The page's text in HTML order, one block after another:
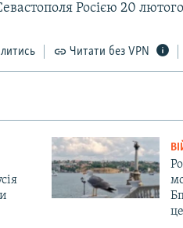
Росією 20
Читати без VPN